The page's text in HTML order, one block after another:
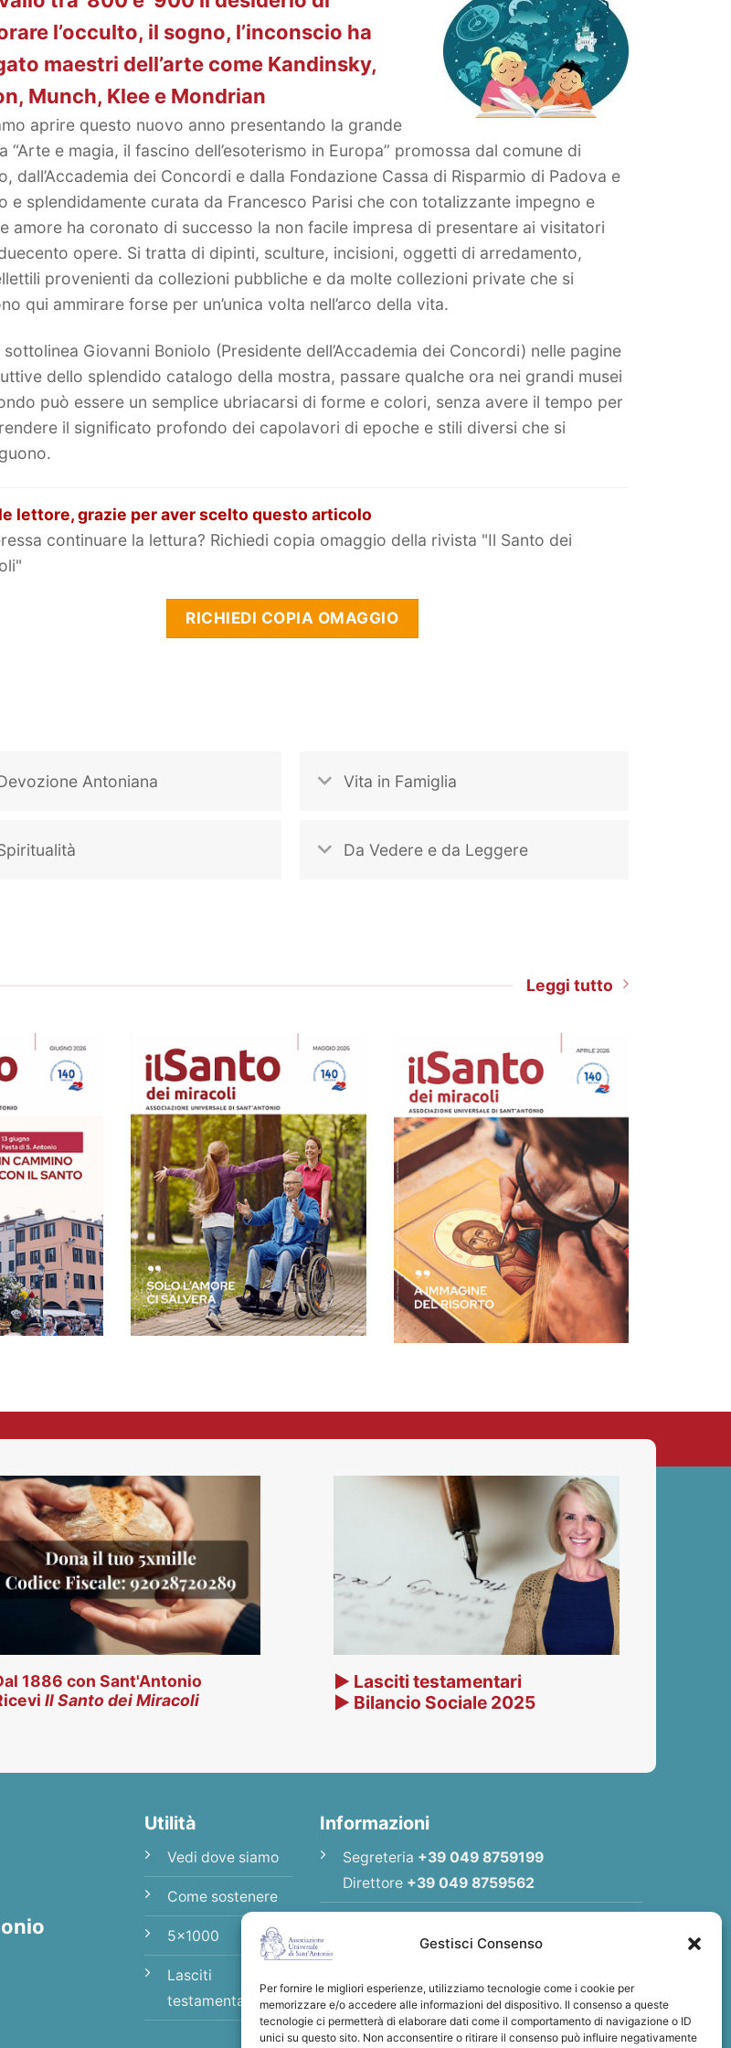
Gestisci Consenso
Per fornire le migliori esperienze, utilizziamo tecnologie come i cookie per
memorizzare e/o accedere alle informazioni del dispositivo. Il consenso a queste
tecnologie ci permetterà di elaborare dati come il comportamento di navigazione o ID
unici su questo sito. Non acconsentire o ritirare il consenso può influire negativamente
l’occulto, il sogno, l’inconscio ha
maestri dell’arte come Kandinsky,
Munch, Klee e Mondrian
aprire questo nuovo anno presentando la grande
“Arte e magia, il fascino dell’esoterismo in Europa” promossa dal comune di
dall’Accademia dei Concordi e dalla Fondazione Cassa di Risparmio di Padova e
e splendidamente curata da Francesco Parisi che con totalizzante impegno e
amore ha coronato di successo la non facile impresa di presentare ai visitatori
opere. Si tratta di dipinti, sculture, incisioni, oggetti di arredamento,
provenienti da collezioni pubbliche e da molte collezioni private che si
qui ammirare forse per un’unica volta nell’arco della vita.
sottolinea Giovanni Boniolo (Presidente dell’Accademia dei Concordi) nelle pagine
dello splendido catalogo della mostra, passare qualche ora nei grandi musei
può essere un semplice ubriacarsi di forme e colori, senza avere il tempo per
il significato profondo dei capolavori di epoche e stili diversi che si
lettore, grazie per aver scelto questo articolo
continuare la lettura? Richiedi copia omaggio della rivista "Il Santo dei
RICHIEDI COPIA OMAGGIO
Antoniana Vita in Famiglia
Da Vedere e da Leggere
Leggi tutto
1886 con Sant'Antonio
Il Santo dei Miracoli
▶ Lasciti testamentari
▶ Bilancio Sociale 2025
Utilità
Vedi dove siamo
Come sostenere
5x1000
Lasciti
testamentari
Informazioni
Segreteria +39 049 8759199
Direttore +39 049 8759562
Privacy Policy